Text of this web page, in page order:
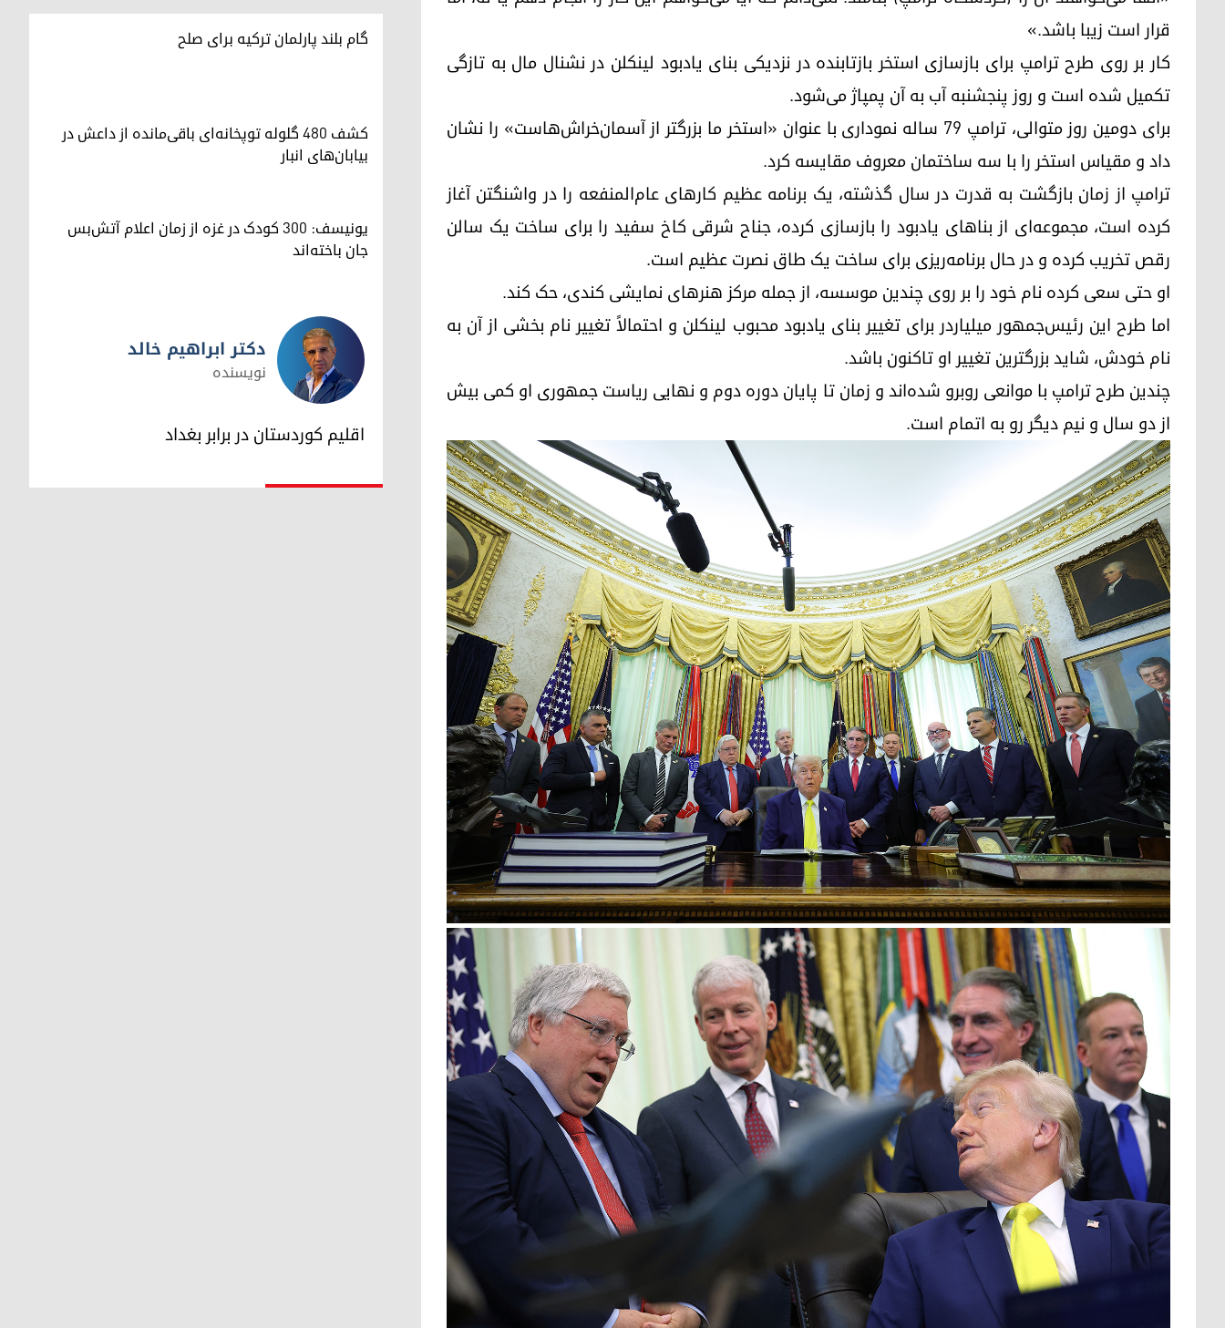
قرار است زیبا باشد.»
کار بر روی طرح ترامپ برای بازسازی استخر بازتابنده در نزدیکی بنای یادبود لینکلن در نشنال مال به تازگی
تکمیل شده است و روز پنجشنبه آب به آن پمپاژ می‌شود.
برای دومین روز متوالی، ترامپ ۷۹ ساله نموداری با عنوان «استخر ما بزرگتر از آسمان‌خراش‌هاست» را نشان
داد و مقیاس استخر را با سه ساختمان معروف مقایسه کرد.
ترامپ از زمان بازگشت به قدرت در سال گذشته، یک برنامه عظیم کارهای عام‌المنفعه را در واشنگتن آغاز
کرده است، مجموعه‌ای از بناهای یادبود را بازسازی کرده، جناح شرقی کاخ سفید را برای ساخت یک سالن
رقص تخریب کرده و در حال برنامه‌ریزی برای ساخت یک طاق نصرت عظیم است.
او حتی سعی کرده نام خود را بر روی چندین موسسه، از جمله مرکز هنرهای نمایشی کندی، حک کند.
اما طرح این رئیس‌جمهور میلیاردر برای تغییر بنای یادبود محبوب لینکلن و احتمالاً تغییر نام بخشی از آن به
نام خودش، شاید بزرگترین تغییر او تاکنون باشد.
چندین طرح ترامپ با موانعی روبرو شده‌اند و زمان تا پایان دوره دوم و نهایی ریاست جمهوری او کمی بیش
از دو سال و نیم دیگر رو به اتمام است.
گام بلند پارلمان ترکیه برای صلح
کشف ۴۸۰ گلوله توپخانه‌ای باقی‌مانده از داعش در
بیابان‌های انبار
یونیسف: ۳۰۰ کودک در غزه از زمان اعلام آتش‌بس
جان باخته‌اند
دکتر ابراهیم خالد
دکتر ابراهیم خالد
نویسنده
اقلیم کوردستان در برابر بغداد